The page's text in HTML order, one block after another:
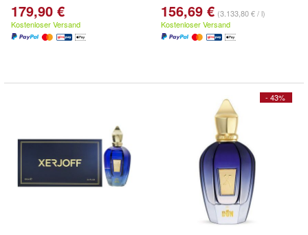
179,90 €
Kostenloser Versand
156,69 € (3.133,80 € / l)
Kostenloser Versand
- 43%